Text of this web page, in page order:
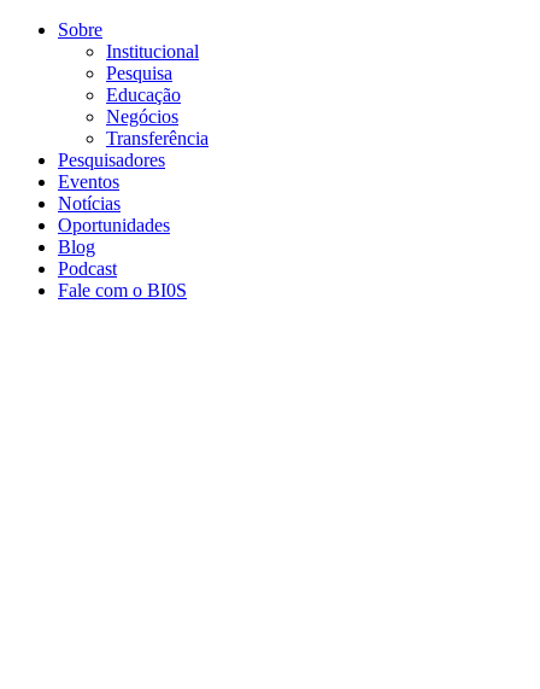
Conteúdo principal
Sobre
Institucional
Pesquisa
Educação
Negócios
Transferência
Pesquisadores
Eventos
Notícias
Oportunidades
Blog
Podcast
Fale com o BI0S